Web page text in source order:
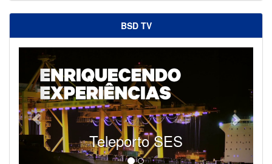
BSD TV
Teleporto SES